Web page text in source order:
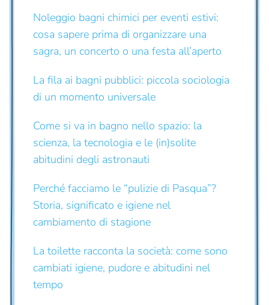
Noleggio bagni chimici per eventi estivi:
cosa sapere prima di organizzare una
sagra, un concerto o una festa all’aperto
La fila ai bagni pubblici: piccola sociologia
di un momento universale
Come si va in bagno nello spazio: la
scienza, la tecnologia e le (in)solite
abitudini degli astronauti
Perché facciamo le “pulizie di Pasqua”?
Storia, significato e igiene nel
cambiamento di stagione
La toilette racconta la società: come sono
cambiati igiene, pudore e abitudini nel
tempo